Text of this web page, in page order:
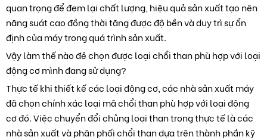
quan trọng để đem lại chất lượng, hiệu quả sản xuất tạo nên
năng suát cao đồng thời tăng được độ bền và duy trì sự ổn
định của máy trong quá trình sản xuất.
Vậy làm thế nào đẻ chọn được loại chổi than phù hợp với loại
động cơ mình đang sử dụng?
Thực tế khi thiết kế các loại động cơ, các nhà sản xuất máy
đã chọn chính xác loại mã chổi than phù hợp với loại động
cơ đó. Việc chuyển đổi chủng loại than trong thực tế là các
nhà sản xuất và phân phối chổi than dựa trên thành phần kỹ